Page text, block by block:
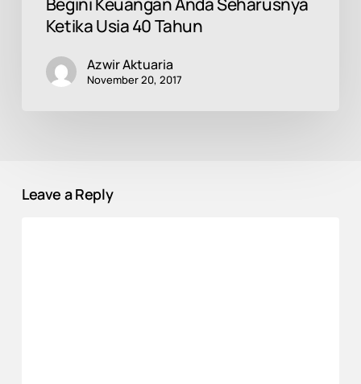
Ketika Usia 40 Tahun
Azwir Aktuaria
November 20, 2017
Leave a Reply